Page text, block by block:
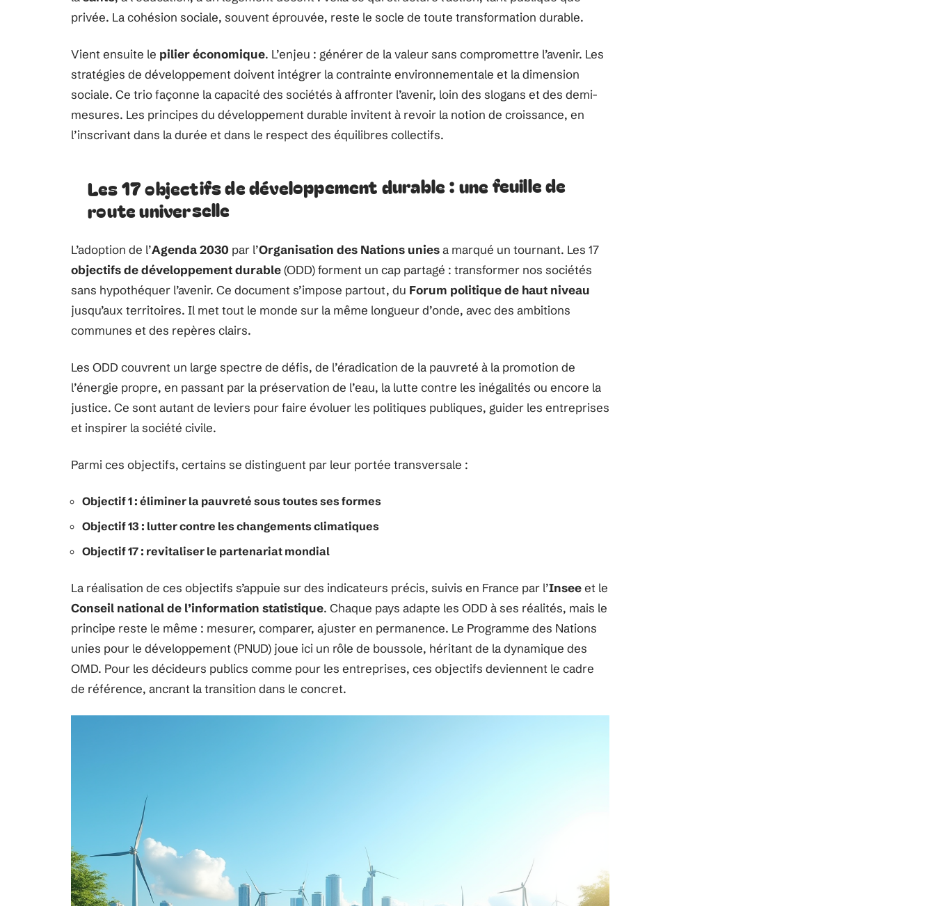
privée. La cohésion sociale, souvent éprouvée, reste le socle de toute transformation durable.
Vient ensuite le pilier économique. L’enjeu : générer de la valeur sans compromettre l’avenir. Les
stratégies de développement doivent intégrer la contrainte environnementale et la dimension
sociale. Ce trio façonne la capacité des sociétés à affronter l’avenir, loin des slogans et des demi-
mesures. Les principes du développement durable invitent à revoir la notion de croissance, en
l’inscrivant dans la durée et dans le respect des équilibres collectifs.
Les 17 objectifs de développement durable : une feuille de
route universelle
L’adoption de l’Agenda 2030 par l’Organisation des Nations uniesa marqué un tournant. Les 17
objectifs de développement durable(ODD) forment un cap partagé : transformer nos sociétés
sans hypothéquer l’avenir. Ce document s’impose partout, du Forum politique de haut niveau
jusqu’aux territoires. Il met tout le monde sur la même longueur d’onde, avec des ambitions
communes et des repères clairs.
Les ODD couvrent un large spectre de défis, de l’éradication de la pauvreté à la promotion de
l’énergie propre, en passant par la préservation de l’eau, la lutte contre les inégalités ou encore la
justice. Ce sont autant de leviers pour faire évoluer les politiques publiques, guider les entreprises
et inspirer la société civile.
Parmi ces objectifs, certains se distinguent par leur portée transversale :
Objectif 1 : éliminer la pauvreté sous toutes ses formes
Objectif 13 : lutter contre les changements climatiques
Objectif 17 : revitaliser le partenariat mondial
La réalisation de ces objectifs s’appuie sur des indicateurs précis, suivis en France par l’Inseeet le
Conseil national de l’information statistique. Chaque pays adapte les ODD à ses réalités, mais le
principe reste le même : mesurer, comparer, ajuster en permanence. Le Programme des Nations
unies pour le développement (PNUD) joue ici un rôle de boussole, héritant de la dynamique des
OMD. Pour les décideurs publics comme pour les entreprises, ces objectifs deviennent le cadre
de référence, ancrant la transition dans le concret.